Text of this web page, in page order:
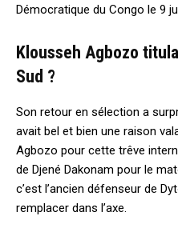
Démocratique du Congo le 9
Klousseh Agbozo
Sud ?
Son retour en sélection a
avait bel et bien une raison
Agbozo pour cette trêve
de Djené Dakonam pour le
c’est l’ancien défenseur de
remplacer dans l’axe.